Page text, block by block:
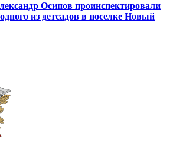
Осипов проинспектировали
из детсадов в поселке Новый